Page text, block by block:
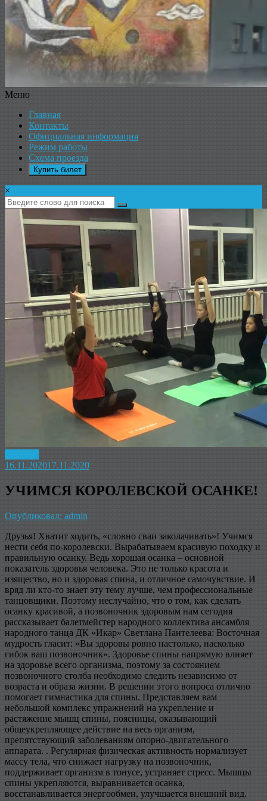
ИКАР
Меню
Главная
Контакты
Официальная информация
Режим работы
Схема проезда
Купить билет
×
16.11.202017.11.2020
УЧИМСЯ КОРОЛЕВСКОЙ ОСАНКЕ!
Опубликовал: admin
Друзья! Хватит ходить, «словно сваи заколачивать»! Учимся
нести себя по-коро­левски. Вырабатываем красивую походку и
правильную осанку. Ведь хорошая осанка – основной
показатель здоровья человека. Это не только красота и
изящество, но и здоровая спина, и отличное самочувствие. И
вряд ли кто-то знает эту тему лучше, чем профессиональные
танцовщики. Поэтому неслучайно, что о том, как сделать
осанку красивой, а позвоночник здоровым нам сегодня
рассказывает балетмейстер народного коллектива ансамбля
народного танца ДК «Икар» Светлана Пантелеева: Восточная
мудрость гласит: «Вы здоровы ровно настолько, насколько
гибок ваш позвоночник». Здоровье спины напрямую влияет
на здоровье всего организма, поэтому за состоянием
позвоночного столба необходимо следить независимо от
возраста и образа жизни. В решении этого вопроса отлично
помогает гимнастика для спины. Представляем вам
небольшой комплекс упражнений на укрепление и
растяжение мышц спины, поясницы, оказывающий
общеукрепляющее действие на весь организм,
препятствующий заболеваниям опорно-двигательного
аппарата. . Регулярная физическая активность нормализует
массу тела, что снижает нагрузку на позвоночник,
поддерживает организм в тонусе, устраняет стресс. Мышцы
спины укрепляются, выравнивается осанка,
восстанавливается энергообмен, улучшается внешний вид.